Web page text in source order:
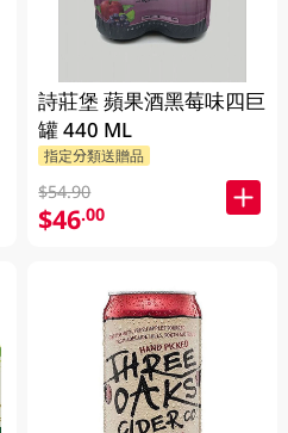
詩莊堡 蘋果酒黑莓味四巨
罐 440 ML
指定分類送贈品
$54.90
$46.00